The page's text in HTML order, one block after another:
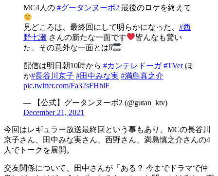
MC4人の #グータンヌーボ2 最後のロケを終えて
見どころは、最終回にして明らかになった、 #西
野七瀬 さんの新たな一面です
皆んなも驚い
た、その意外な一面とは⁉︎
配信は明日朝10時から #カンテレドーガ #TVerほ
か#長谷川京子 #田中みな実 #満島真之介
pic.twitter.com/Fa32sFHhlF
— 【公式】グータンヌーボ2 (@gutan_ktv)
December 21, 2021
今回はレギュラー放送最終回という事もあり、MCの長谷川
京子さん、田中みな実さん、西野さん、満島慎之介さんの4
人でトークを展開。
交友関係について、田中さんが「ある？ 今までドラマで仲